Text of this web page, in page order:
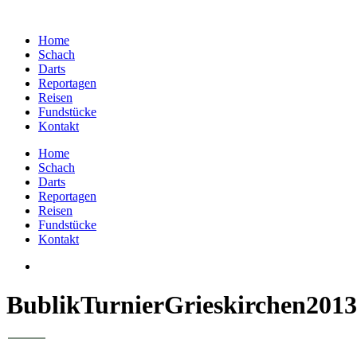
Home
Schach
Darts
Reportagen
Reisen
Fundstücke
Kontakt
Home
Schach
Darts
Reportagen
Reisen
Fundstücke
Kontakt
BublikTurnierGrieskirchen2013